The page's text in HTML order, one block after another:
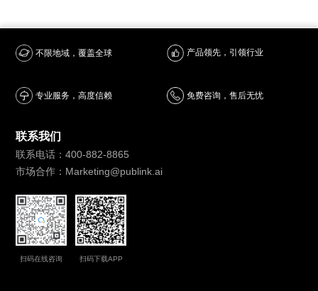
不限地域，覆盖全球 产品领先，引领行业
专业服务，高度信赖 免费咨询，售后无忧
联系我们
联系电话：400-882-8865
市场合作：Marketing@publink.ai
扫码在线咨询 扫码下载APP